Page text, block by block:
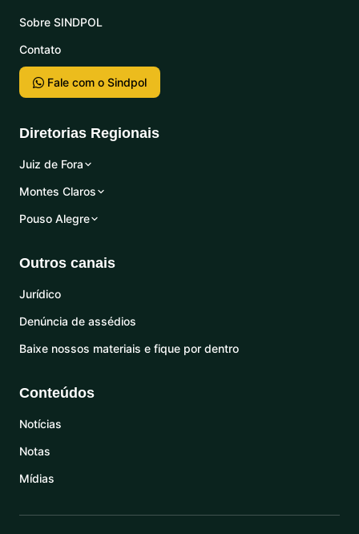
Sobre SINDPOL
Contato
Fale com o Sindpol
Diretorias Regionais
Juiz de Fora
Montes Claros
Pouso Alegre
Outros canais
Jurídico
Denúncia de assédios
Baixe nossos materiais e fique por dentro
Conteúdos
Notícias
Notas
Mídias